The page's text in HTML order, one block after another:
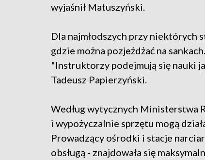
wyjaśnił Matuszyński.
Dla najmłodszych przy niektórych
gdzie można pozjeżdżać na
"Instruktorzy podejmują się nauki
Tadeusz Papierzyński.
Według wytycznych Ministerstwa
i wypożyczalnie sprzętu mogą
Prowadzący ośrodki i stacje
obsługą - znajdowała się